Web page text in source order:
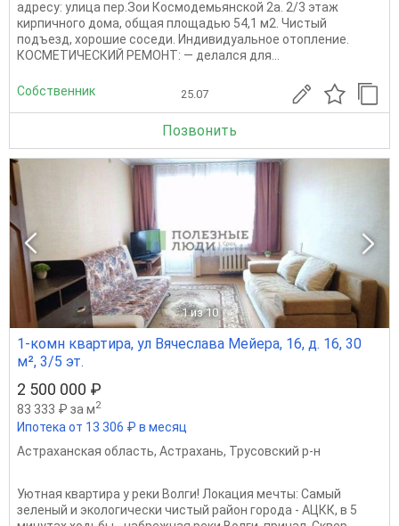
адресу: улица пер.Зои Космодемьянской 2а. 2/3 этаж
кирпичного дома, общая площадью 54,1 м2. Чистый
подъезд, хорошие соседи. Индивидуальное отопление.
КОСМЕТИЧЕСКИЙ РЕМОНТ: — делался для...
Собственник 25.07
Позвонить
1 из 10
1-комн квартира, ул Вячеслава Мейера, 16, д. 16, 30
м², 3/5 эт.
2 500 000 ₽
83 333 ₽ за м2
Ипотека от 13 306 ₽ в месяц
Астраханская область, Астрахань, Трусовский р-н
Уютная квартира у реки Волги! Локация мечты: Самый
зеленый и экологически чистый район города - АЦКК, в 5